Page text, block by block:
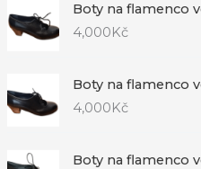
Boty na flamenco
4,000Kč
Boty na flamenco
4,000Kč
Boty na flamenco